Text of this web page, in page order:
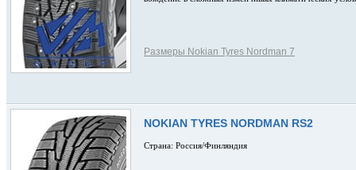
Размеры Nokian Tyres Nordman 7
NOKIAN TYRES NORDMAN RS2
Страна: Россия/Финляндия